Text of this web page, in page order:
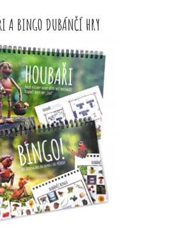
A BINGO DUBÁNČÍ HRY